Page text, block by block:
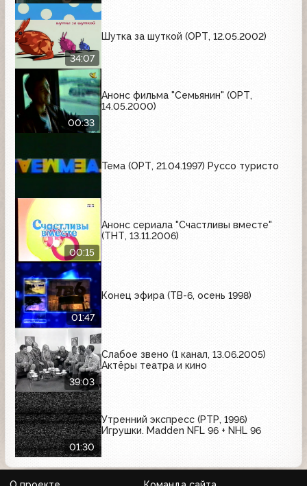
34:07
Шутка за шуткой (ОРТ, 12.05.2002)
00:33
Анонс фильма "Семьянин" (ОРТ,
14.05.2000)
Тема (ОРТ, 21.04.1997) Руссо туристо
00:15
Анонс сериала "Счастливы вместе"
(ТНТ, 13.11.2006)
01:47
Конец эфира (ТВ-6, осень 1998)
39:03
Слабое звено (1 канал, 13.06.2005)
Актёры театра и кино
01:30
Утренний экспресс (РТР, 1996)
Игрушки. Madden NFL 96 + NHL 96